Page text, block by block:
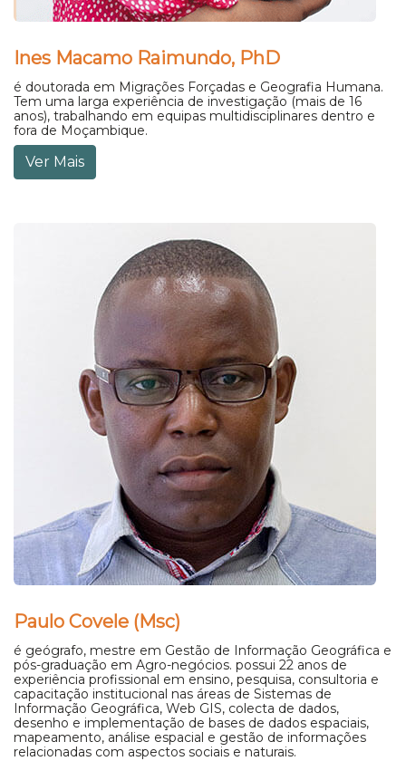
Ines Macamo Raimundo, PhD
é doutorada em Migrações Forçadas e Geografia Humana.
Tem uma larga experiência de investigação (mais de 16
anos), trabalhando em equipas multidisciplinares dentro e
fora de Moçambique.
Ver Mais
Paulo Covele (Msc)
é geógrafo, mestre em Gestão de Informação Geográfica e
pós-graduação em Agro-negócios. possui 22 anos de
experiência profissional em ensino, pesquisa, consultoria e
capacitação institucional nas áreas de Sistemas de
Informação Geográfica, Web GIS, colecta de dados,
desenho e implementação de bases de dados espaciais,
mapeamento, análise espacial e gestão de informações
relacionadas com aspectos sociais e naturais.